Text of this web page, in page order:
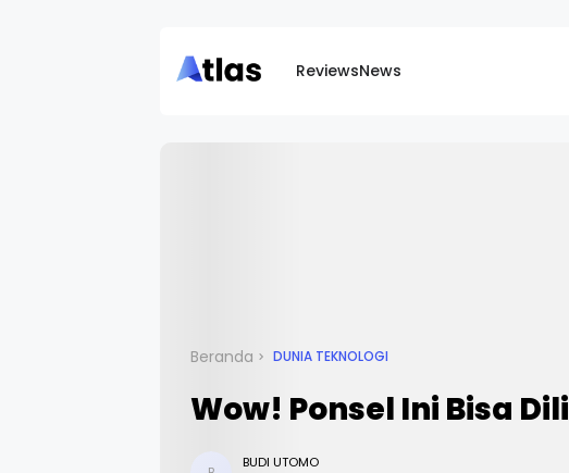
ReviewsNews
Beranda DUNIA TEKNOLOGI
Wow! Ponsel Ini Bisa
BUDI UTOMO